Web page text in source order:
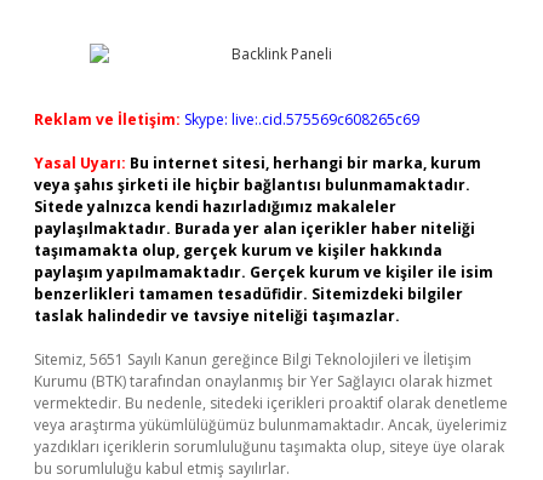
Reklam ve İletişim: Skype: live:.cid.575569c608265c69
Yasal Uyarı: Bu internet sitesi, herhangi bir marka, kurum
veya şahıs şirketi ile hiçbir bağlantısı bulunmamaktadır.
Sitede yalnızca kendi hazırladığımız makaleler
paylaşılmaktadır. Burada yer alan içerikler haber niteliği
taşımamakta olup, gerçek kurum ve kişiler hakkında
paylaşım yapılmamaktadır. Gerçek kurum ve kişiler ile isim
benzerlikleri tamamen tesadüfidir. Sitemizdeki bilgiler
taslak halindedir ve tavsiye niteliği taşımazlar.
Sitemiz, 5651 Sayılı Kanun gereğince Bilgi Teknolojileri ve İletişim
Kurumu (BTK) tarafından onaylanmış bir Yer Sağlayıcı olarak hizmet
vermektedir. Bu nedenle, sitedeki içerikleri proaktif olarak denetleme
veya araştırma yükümlülüğümüz bulunmamaktadır. Ancak, üyelerimiz
yazdıkları içeriklerin sorumluluğunu taşımakta olup, siteye üye olarak
bu sorumluluğu kabul etmiş sayılırlar.